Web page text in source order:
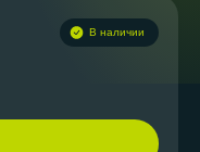
В наличии